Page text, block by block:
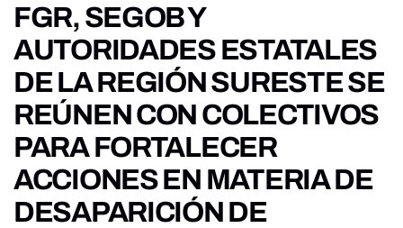
FGR, SEGOB Y
AUTORIDADES ESTATALES
DE LA REGIÓN SURESTE SE
REÚNEN CON COLECTIVOS
PARA FORTALECER
ACCIONES EN MATERIA DE
DESAPARICIÓN DE